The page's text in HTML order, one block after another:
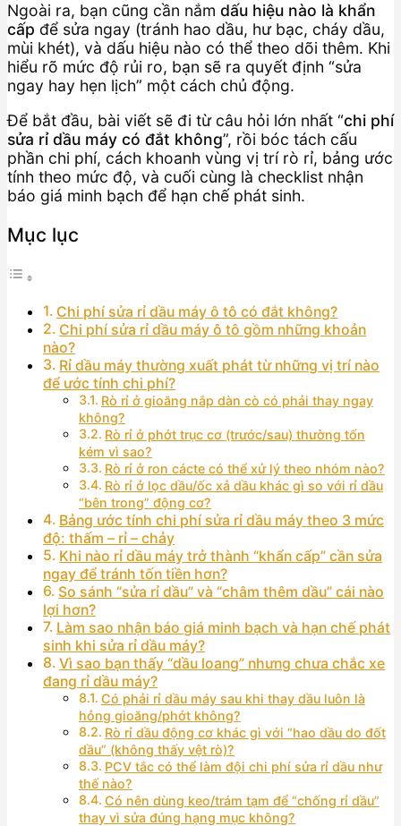
Ngoài ra, bạn cũng cần nắm dấu hiệu nào là khẩn
cấp để sửa ngay (tránh hao dầu, hư bạc, cháy dầu,
mùi khét), và dấu hiệu nào có thể theo dõi thêm. Khi
hiểu rõ mức độ rủi ro, bạn sẽ ra quyết định “sửa
ngay hay hẹn lịch” một cách chủ động.
Để bắt đầu, bài viết sẽ đi từ câu hỏi lớn nhất “chi phí
sửa rỉ dầu máy có đắt không”, rồi bóc tách cấu
phần chi phí, cách khoanh vùng vị trí rò rỉ, bảng ước
tính theo mức độ, và cuối cùng là checklist nhận
báo giá minh bạch để hạn chế phát sinh.
Mục lục
Chi phí sửa rỉ dầu máy ô tô có đắt không?
Chi phí sửa rỉ dầu máy ô tô gồm những khoản
nào?
Rỉ dầu máy thường xuất phát từ những vị trí nào
để ước tính chi phí?
Rò rỉ ở gioăng nắp dàn cò có phải thay ngay
không?
Rò rỉ ở phớt trục cơ (trước/sau) thường tốn
kém vì sao?
Rò rỉ ở ron cácte có thể xử lý theo nhóm nào?
Rò rỉ ở lọc dầu/ốc xả dầu khác gì so với rỉ dầu
“bên trong” động cơ?
Bảng ước tính chi phí sửa rỉ dầu máy theo 3 mức
độ: thấm – rỉ – chảy
Khi nào rỉ dầu máy trở thành “khẩn cấp” cần sửa
ngay để tránh tốn tiền hơn?
So sánh “sửa rỉ dầu” và “châm thêm dầu” cái nào
lợi hơn?
Làm sao nhận báo giá minh bạch và hạn chế phát
sinh khi sửa rỉ dầu máy?
Vì sao bạn thấy “dầu loang” nhưng chưa chắc xe
đang rỉ dầu máy?
Có phải rỉ dầu máy sau khi thay dầu luôn là
hỏng gioăng/phớt không?
Rò rỉ dầu động cơ khác gì với “hao dầu do đốt
dầu” (không thấy vệt rò)?
PCV tắc có thể làm đội chi phí sửa rỉ dầu như
thế nào?
Có nên dùng keo/trám tạm để “chống rỉ dầu”
thay vì sửa đúng hạng mục không?